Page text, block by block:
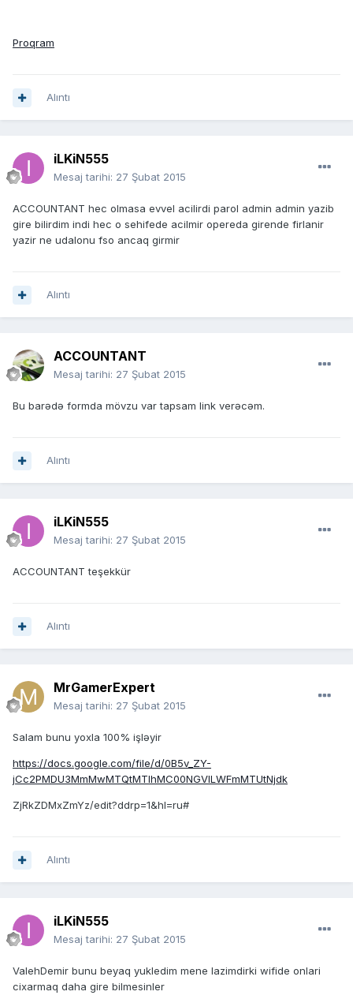
Proqram
Alıntı
iLKiN555
Mesaj tarihi: 27 Şubat 2015
ACCOUNTANT hec olmasa evvel acilirdi parol admin admin yazib
gire bilirdim indi hec o sehifede acilmir opereda girende firlanir
yazir ne udalonu fso ancaq girmir
Alıntı
ACCOUNTANT
Mesaj tarihi: 27 Şubat 2015
Bu barədə formda mövzu var tapsam link verəcəm.
Alıntı
iLKiN555
Mesaj tarihi: 27 Şubat 2015
ACCOUNTANT teşekkür
Alıntı
MrGamerExpert
Mesaj tarihi: 27 Şubat 2015
Salam bunu yoxla 100% işləyir
https://docs.google.com/file/d/0B5v_ZY-
jCc2PMDU3MmMwMTQtMTlhMC00NGVlLWFmMTUtNjdk
ZjRkZDMxZmYz/edit?ddrp=1&hl=ru#
Alıntı
iLKiN555
Mesaj tarihi: 27 Şubat 2015
ValehDemir bunu beyaq yukledim mene lazimdirki wifide onlari
cixarmaq daha gire bilmesinler